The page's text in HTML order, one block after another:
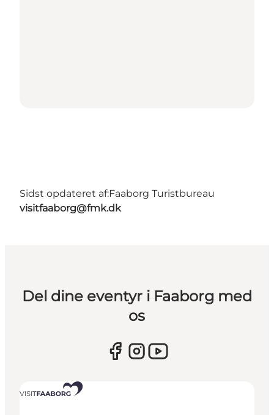
Sidst opdateret af:Faaborg Turistbureau
visitfaaborg@fmk.dk
Del dine eventyr i Faaborg med
os